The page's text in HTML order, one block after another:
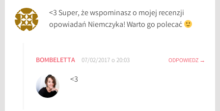
<3 Super, że wspominasz o mojej recenzji
opowiadań Niemczyka! Warto go polecać
BOMBELETTA 07/02/2017 o 20:03 ODPOWIEDZ
<3